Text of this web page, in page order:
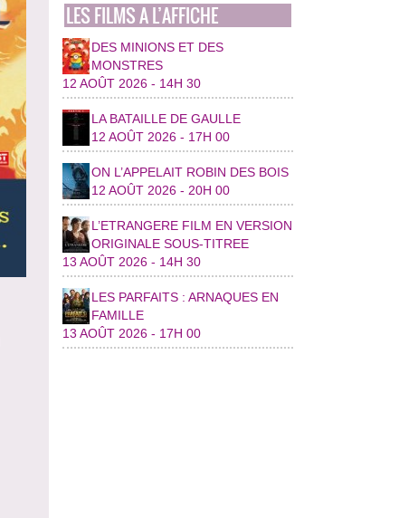
LES FILMS A L’AFFICHE
DES MINIONS ET DES
MONSTRES
12 AOÛT 2026 - 14H 30
LA BATAILLE DE GAULLE
12 AOÛT 2026 - 17H 00
ON L’APPELAIT ROBIN DES BOIS
12 AOÛT 2026 - 20H 00
L’ETRANGERE FILM EN VERSION
ORIGINALE SOUS-TITREE
13 AOÛT 2026 - 14H 30
LES PARFAITS : ARNAQUES EN
FAMILLE
13 AOÛT 2026 - 17H 00